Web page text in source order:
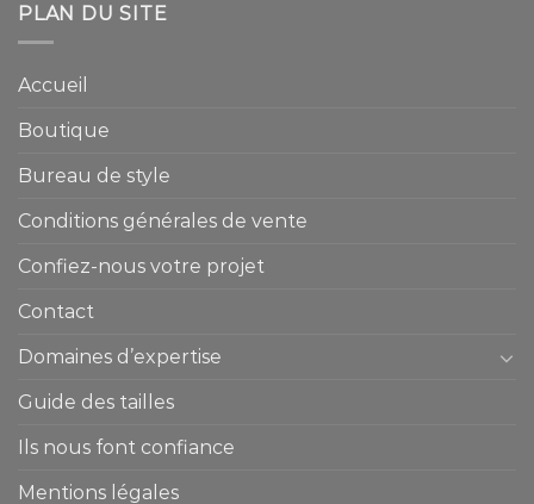
PLAN DU SITE
Accueil
Boutique
Bureau de style
Conditions générales de vente
Confiez-nous votre projet
Contact
Domaines d’expertise
Guide des tailles
Ils nous font confiance
Mentions légales